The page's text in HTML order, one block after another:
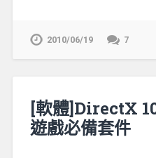
2010/06/19 7
[軟體]DirectX
遊戲必備套件